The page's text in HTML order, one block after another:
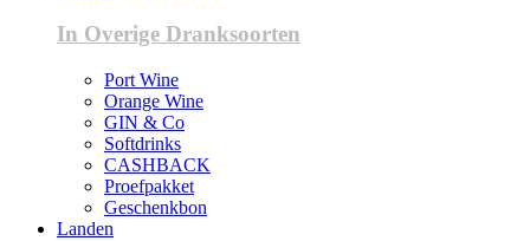
In Overige Dranksoorten
Port Wine
Orange Wine
GIN & Co
Softdrinks
CASHBACK
Proefpakket
Geschenkbon
Landen